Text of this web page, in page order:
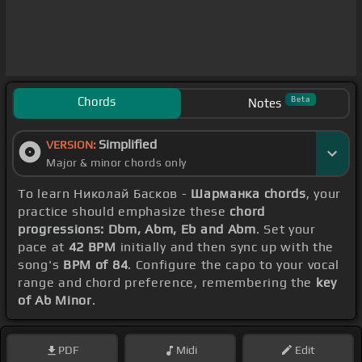
Chords Notes Beta
VERSION: Simplified
Major & minor chords only
To learn Николай Басков - Шарманка chords, your
practice should emphasize these chord
progressions: Dbm, Abm, Eb and Abm. Set your
pace at 42 BPM initially and then sync up with the
song's BPM of 84. Configure the capo to your vocal
range and chord preference, remembering the key
of Ab Minor.
PDF Midi Edit